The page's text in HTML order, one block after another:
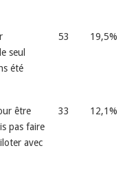
seul
été
53 19,5%
être
pas faire
avec
33 12,1%